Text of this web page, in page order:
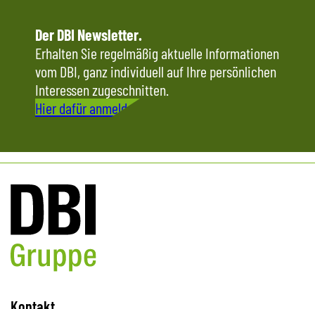
Der DBI Newsletter.
Erhalten Sie regelmäßig aktuelle Informationen
vom DBI, ganz individuell auf Ihre persönlichen
Interessen zugeschnitten.
Hier dafür anmelden